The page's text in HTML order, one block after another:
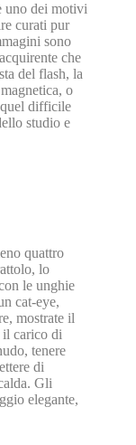
uno dei motivi
curati pur
sono
che
del flash, la
o
quel difficile
studio e
quattro
lo
le unghie
cat-eye,
mostrate il
il carico di
tenere
di
Gli
elegante,